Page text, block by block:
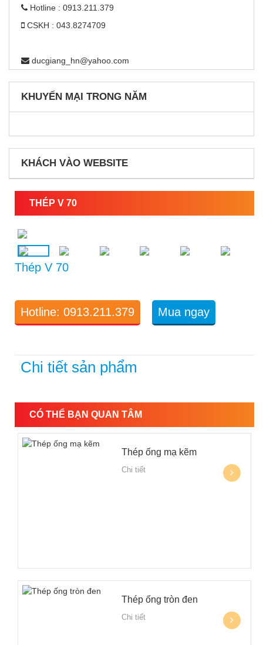
Hotline : 0913.211.379
CSKH : 043.8274709
ducgiang_hn@yahoo.com
KHUYẾN MẠI TRONG NĂM
KHÁCH VÀO WEBSITE
THÉP V 70
Thép V 70
Hotline: 0913.211.379 Mua ngay
Chi tiết sản phẩm
CÓ THỂ BẠN QUAN TÂM
Thép ống mạ kẽm
Chi tiết
Thép ống tròn đen
Chi tiết